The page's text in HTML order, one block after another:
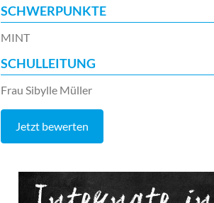
SCHWERPUNKTE
MINT
SCHULLEITUNG
Frau Sibylle Müller
Jetzt bewerten